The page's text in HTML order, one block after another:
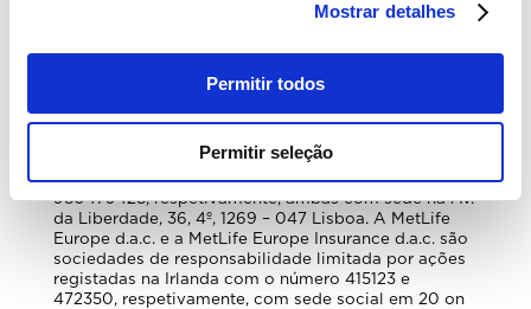
Mostrar detalhes
Permitir todos
Permitir seleção
MetLife Europe Insurance d.a.c.– Sucursal em
Comercial de Lisboa com o número único de
matrícula e de pessoa coletiva 980479436 e
980479428, respetivamente, ambas com sede na Av.
da Liberdade, 36, 4º, 1269 – 047 Lisboa. A MetLife
Europe d.a.c. e a MetLife Europe Insurance d.a.c. são
sociedades de responsabilidade limitada por ações
registadas na Irlanda com o número 415123 e
472350, respetivamente, com sede social em 20 on